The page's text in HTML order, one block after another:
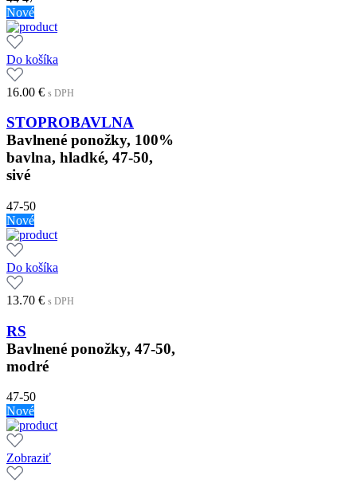
Nové
Do košíka
16.00 € s DPH
STOPROBAVLNA
Bavlnené ponožky, 100%
bavlna, hladké, 47-50,
sivé
47-50
Nové
Do košíka
13.70 € s DPH
RS
Bavlnené ponožky, 47-50,
modré
47-50
Nové
Zobraziť